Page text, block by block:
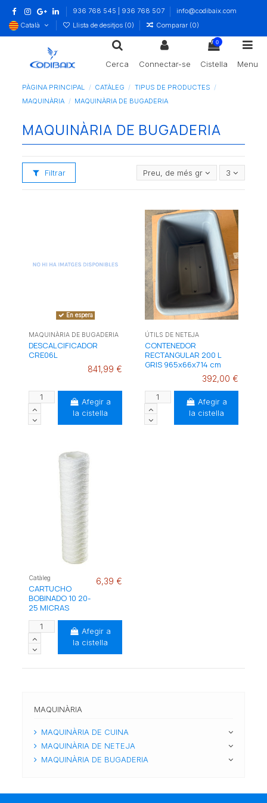
936 768 545 | 936 768 507
info@codibaix.com
Català
Llista de desitjos (0) Comparar (0)
Cerca Connectar-se
0
Cistella Menu
PÀGINA PRINCIPAL CATÀLEG
TIPUS DE PRODUCTES
MAQUINÀRIA
MAQUINÀRIA DE BUGADERIA
MAQUINÀRIA DE BUGADERIA
Filtrar Preu, de més gran a més petit
3
En espera
MAQUINÀRIA DE BUGADERIA
DESCALCIFICADOR
CRE06L
841,99 €
Afegir a
la cistella
ÚTILS DE NETEJA
CONTENEDOR
RECTANGULAR 200 L
GRIS 965x66x714 cm
392,00 €
Afegir a
la cistella
Catàleg
CARTUCHO
BOBINADO 10 20-
25 MICRAS
6,39 €
Afegir a
la cistella
MAQUINÀRIA
MAQUINÀRIA DE CUINA
MAQUINÀRIA DE NETEJA
MAQUINÀRIA DE BUGADERIA